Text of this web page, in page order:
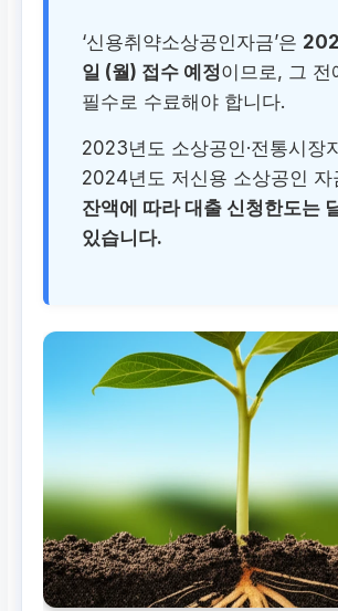
‘신용취약소상공인자금’은
일 (월) 접수 예정이므로, 그 전
필수로 수료해야 합니다.
2023년도 소상공인·전통시장
2024년도 저신용 소상공인
잔액에 따라 대출 신청한도는
있습니다.